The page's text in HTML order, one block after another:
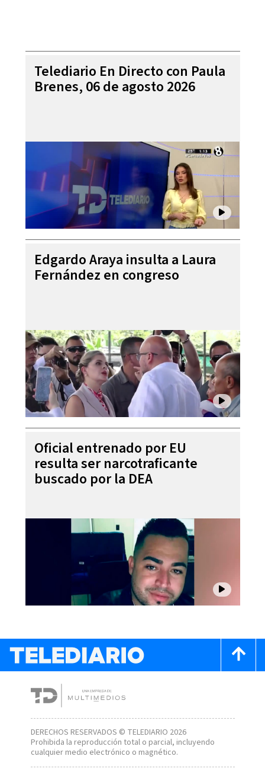
Telediario En Directo con Paula
Brenes, 06 de agosto 2026
Edgardo Araya insulta a Laura
Fernández en congreso
Oficial entrenado por EU
resulta ser narcotraficante
buscado por la DEA
DERECHOS RESERVADOS © TELEDIARIO 2026
Prohibida la reproducción total o parcial, incluyendo
cualquier medio electrónico o magnético.